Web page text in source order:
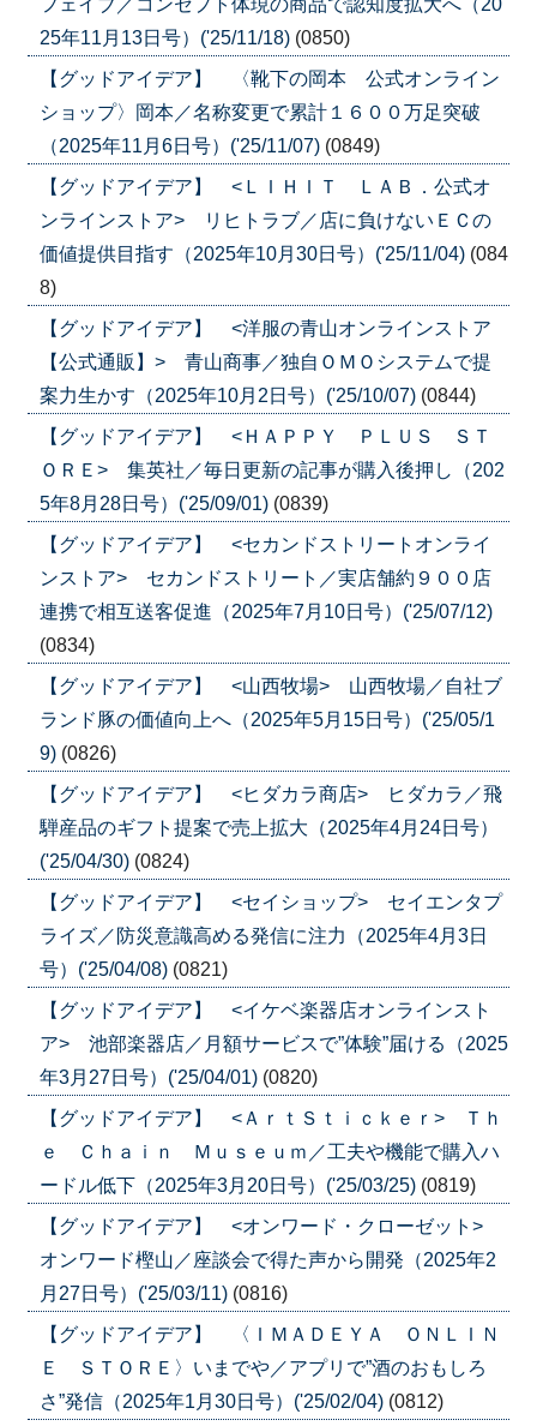
25年11月13日号）('25/11/18) (0850)
【グッドアイデア】 〈靴下の岡本 公式オンライン
ショップ〉岡本／名称変更で累計１６００万足突破
（2025年11月6日号）('25/11/07) (0849)
【グッドアイデア】 <ＬＩＨＩＴ ＬＡＢ．公式オ
ンラインストア> リヒトラブ／店に負けないＥＣの
価値提供目指す（2025年10月30日号）('25/11/04) (084
8)
【グッドアイデア】 <洋服の青山オンラインストア
【公式通販】> 青山商事／独自ＯＭＯシステムで提
案力生かす（2025年10月2日号）('25/10/07) (0844)
【グッドアイデア】 <ＨＡＰＰＹ ＰＬＵＳ ＳＴ
ＯＲＥ> 集英社／毎日更新の記事が購入後押し（202
5年8月28日号）('25/09/01) (0839)
【グッドアイデア】 <セカンドストリートオンライ
ンストア> セカンドストリート／実店舗約９００店
連携で相互送客促進（2025年7月10日号）('25/07/12)
(0834)
【グッドアイデア】 <山西牧場> 山西牧場／自社ブ
ランド豚の価値向上へ（2025年5月15日号）('25/05/1
9) (0826)
【グッドアイデア】 <ヒダカラ商店> ヒダカラ／飛
騨産品のギフト提案で売上拡大（2025年4月24日号）
('25/04/30) (0824)
【グッドアイデア】 <セイショップ> セイエンタプ
ライズ／防災意識高める発信に注力（2025年4月3日
号）('25/04/08) (0821)
【グッドアイデア】 <イケベ楽器店オンラインスト
ア> 池部楽器店／月額サービスで”体験”届ける（2025
年3月27日号）('25/04/01) (0820)
【グッドアイデア】 <ＡｒｔＳｔｉｃｋｅｒ> Ｔｈ
ｅ Ｃｈａｉｎ Ｍｕｓｅｕｍ／工夫や機能で購入ハ
ードル低下（2025年3月20日号）('25/03/25) (0819)
【グッドアイデア】 <オンワード・クローゼット>
オンワード樫山／座談会で得た声から開発（2025年2
月27日号）('25/03/11) (0816)
【グッドアイデア】 〈ＩＭＡＤＥＹＡ ＯＮＬＩＮ
Ｅ ＳＴＯＲＥ〉いまでや／アプリで”酒のおもしろ
さ”発信（2025年1月30日号）('25/02/04) (0812)